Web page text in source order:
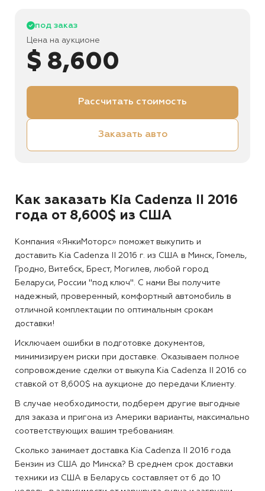
под заказ
Цена на аукционе
$ 8,600
Рассчитать стоимость
Заказать авто
Как заказать Kia Cadenza II 2016
года от 8,600$ из США
Компания «ЯнкиМоторс» поможет выкупить и
доставить Kia Cadenza II 2016 г. из США в Минск, Гомель,
Гродно, Витебск, Брест, Могилев, любой город
Беларуси, России "под ключ". С нами Вы получите
надежный, проверенный, комфортный автомобиль в
отличной комплектации по оптимальным срокам
доставки!
Исключаем ошибки в подготовке документов,
минимизируем риски при доставке. Оказываем полное
сопровождение сделки от выкупа Kia Cadenza II 2016 со
ставкой от 8,600$ на аукционе до передачи Клиенту.
В случае необходимости, подберем другие выгодные
для заказа и пригона из Америки варианты, максимально
соответствующих вашим требованиям.
Сколько занимает доставка Kia Cadenza II 2016 года
Бензин из США до Минска? В среднем срок доставки
техники из США в Беларусь составляет от 6 до 10